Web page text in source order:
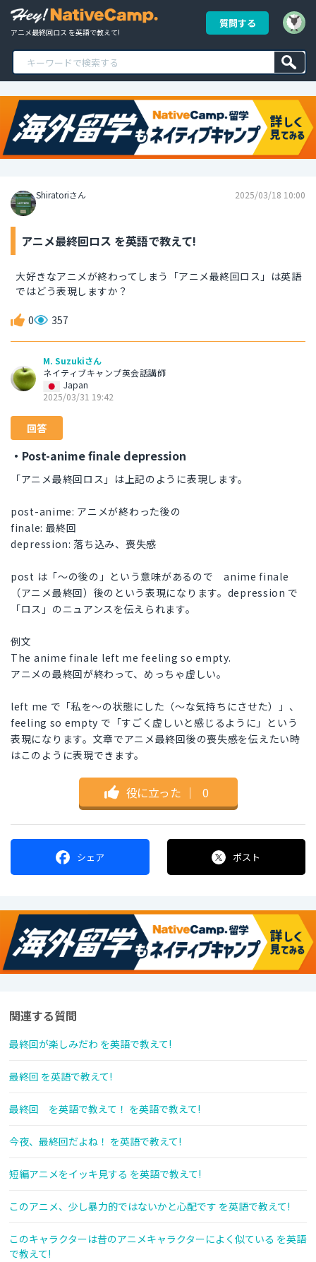
アニメ最終回ロス を英語で教えて!
質問する
Shiratoriさん 2025/03/18 10:00
アニメ最終回ロス を英語で教えて!
大好きなアニメが終わってしまう「アニメ最終回ロス」は英語
ではどう表現しますか？
0 357
M. Suzukiさん
ネイティブキャンプ英会話講師
Japan
2025/03/31 19:42
回答
・Post-anime finale depression
「アニメ最終回ロス」は上記のように表現します。
post-anime: アニメが終わった後の
finale: 最終回
depression: 落ち込み、喪失感
post は「～の後の」という意味があるので anime finale
（アニメ最終回）後のという表現になります。depression で
「ロス」のニュアンスを伝えられます。
例文
The anime finale left me feeling so empty.
アニメの最終回が終わって、めっちゃ虚しい。
left me で「私を～の状態にした（～な気持ちにさせた）」、
feeling so empty で「すごく虚しいと感じるように」という
表現になります。文章でアニメ最終回後の喪失感を伝えたい時
はこのように表現できます。
役に立った ｜ 0
シェア ポスト
関連する質問
最終回が楽しみだわ を英語で教えて!
最終回 を英語で教えて!
最終回 を英語で教えて！ を英語で教えて!
今夜、最終回だよね！ を英語で教えて!
短編アニメをイッキ見する を英語で教えて!
このアニメ、少し暴力的ではないかと心配です を英語で教えて!
このキャラクターは昔のアニメキャラクターによく似ている を英語
で教えて!